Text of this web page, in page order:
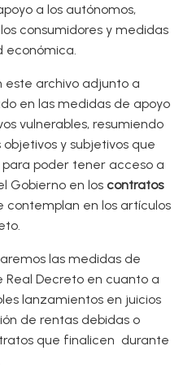
a los autónomos,
consumidores y medidas
económica.
este archivo adjunto a
en las medidas de apoyo
vulnerables, resumiendo
y subjetivos que
poder tener acceso a
Gobierno en los contratos
contemplan en los artículos
las medidas de
Decreto en cuanto a
lanzamientos en juicios
de rentas debidas o
que finalicen durante